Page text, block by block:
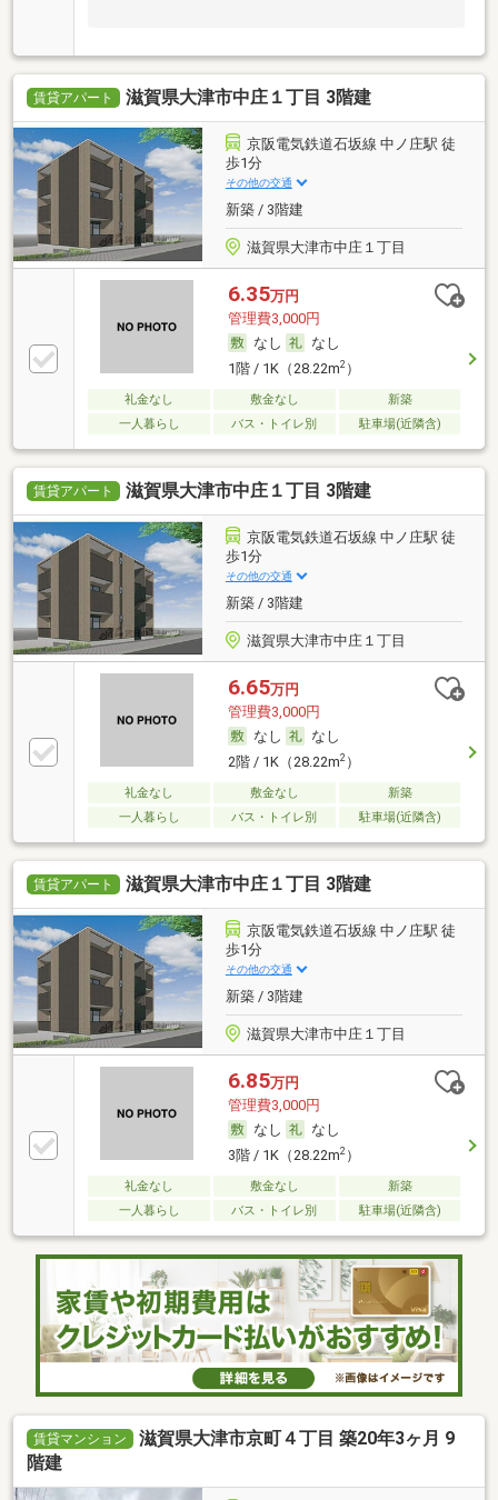
賃貸アパート 滋賀県大津市中庄１丁目 3階建
京阪電気鉄道石坂線 中ノ庄駅 徒
歩1分
その他の交通
新築 / 3階建
滋賀県大津市中庄１丁目
6.35万円
管理費3,000円
なし
なし
1階 / 1K（28.22m2）
礼金なし 敷金なし
新築
一人暮らし
バス・トイレ別 駐車場(近隣含)
賃貸アパート 滋賀県大津市中庄１丁目 3階建
京阪電気鉄道石坂線 中ノ庄駅 徒
歩1分
その他の交通
新築 / 3階建
滋賀県大津市中庄１丁目
6.65万円
管理費3,000円
なし
なし
2階 / 1K（28.22m2）
礼金なし 敷金なし
新築
一人暮らし
バス・トイレ別 駐車場(近隣含)
賃貸アパート 滋賀県大津市中庄１丁目 3階建
京阪電気鉄道石坂線 中ノ庄駅 徒
歩1分
その他の交通
新築 / 3階建
滋賀県大津市中庄１丁目
6.85万円
管理費3,000円
なし
なし
3階 / 1K（28.22m2）
礼金なし 敷金なし
新築
一人暮らし
バス・トイレ別 駐車場(近隣含)
賃貸マンション
滋賀県大津市京町４丁目 築20年3ヶ月 9
階建